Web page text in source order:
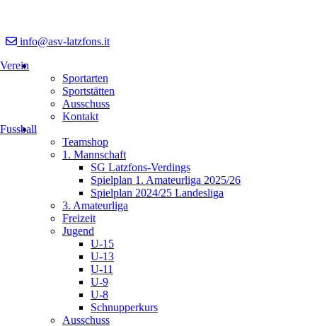
info@asv-latzfons.it
Verein
Sportarten
Sportstätten
Ausschuss
Kontakt
Fussball
Teamshop
1. Mannschaft
SG Latzfons-Verdings
Spielplan 1. Amateurliga 2025/26
Spielplan 2024/25 Landesliga
3. Amateurliga
Freizeit
Jugend
U-15
U-13
U-11
U-9
U-8
Schnupperkurs
Ausschuss